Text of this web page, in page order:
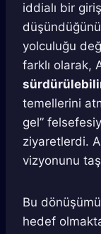
iddialı bir
yolculuğu
farklı olarak,
temellerini
gel”
ziyaretlerdi.
vizyonunu
Bu
hedef